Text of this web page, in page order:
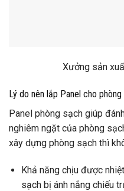
Xưởng sản
Lý do nên lắp Panel cho
Panel phòng sạch giúp
nghiêm ngặt của phòng
xây dựng phòng sạch thì
Khả năng chịu được
sạch bị ánh nắng chiếu